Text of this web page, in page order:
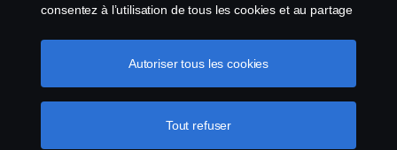
© Copyright Scania 2026 All Rights Reserved.
consentez à l’utilisation de tous les cookies et au partage
cookies en cliquant sur « Paramètres des cookies » et en
sélectionnant les catégories que vous souhaitez
Pour en savoir plus sur la
Tout refuser
Autoriser tous les cookies